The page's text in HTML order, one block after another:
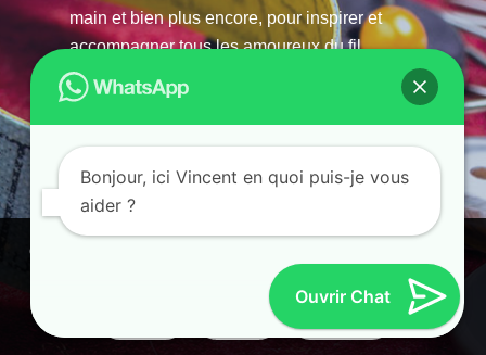
main et bien plus encore, pour inspirer et
accompagner tous les amoureux du fil.
© 2025 AU FILS D’HORUS| All Rights Reserved |
Ce site utilise des cookies. En continuant à parcourir ce site, vous
acceptez leur utilisation.
Bonjour, ici Vincent en quoi puis-je vous
aider ?
Ouvrir Chat